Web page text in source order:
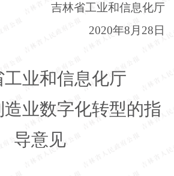
吉林省工业和信息化厅
2020年8月28日
工业和信息化厅
业数字化转型的指
导意见